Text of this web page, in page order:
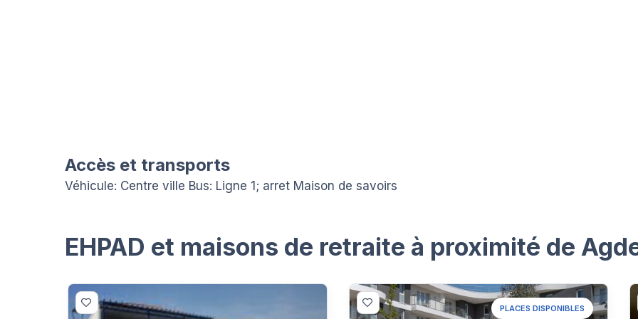
Accès et transports
Véhicule: Centre ville Bus: Ligne 1; arret Maison de savoirs
EHPAD et maisons de retraite à proximité de
PLACES DISPONIBLES